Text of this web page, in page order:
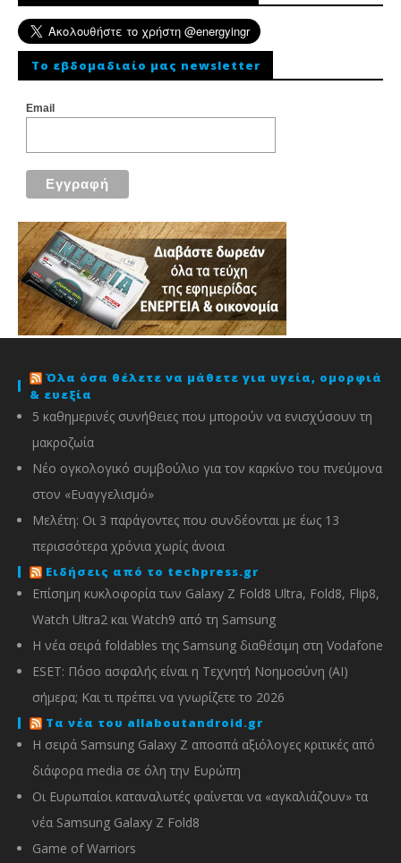
To εβδομαδιαίο μας newsletter
Email
Όλα όσα θέλετε να μάθετε για υγεία, ομορφιά
& ευεξία
5 καθημερινές συνήθειες που μπορούν να ενισχύσουν τη
μακροζωία
Νέο ογκολογικό συμβούλιο για τον καρκίνο του πνεύμονα
στον «Ευαγγελισμό»
Μελέτη: Οι 3 παράγοντες που συνδέονται με έως 13
περισσότερα χρόνια χωρίς άνοια
Ειδήσεις από το techpress.gr
Επίσημη κυκλοφορία των Galaxy Z Fold8 Ultra, Fold8, Flip8,
Watch Ultra2 και Watch9 από τη Samsung
Η νέα σειρά foldables της Samsung διαθέσιμη στη Vodafone
ESET: Πόσο ασφαλής είναι η Τεχνητή Νοημοσύνη (AI)
σήμερα; Και τι πρέπει να γνωρίζετε το 2026
Τα νέα του allaboutandroid.gr
Η σειρά Samsung Galaxy Z αποσπά αξιόλογες κριτικές από
διάφορα media σε όλη την Ευρώπη
Οι Ευρωπαίοι καταναλωτές φαίνεται να «αγκαλιάζουν» τα
νέα Samsung Galaxy Z Fold8
Game of Warriors